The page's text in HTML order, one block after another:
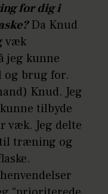
for dig i
Da Knud
væk
jeg kunne
og brug for.
Knud. Jeg
tilbyde
væk. Jeg delte
til træning og